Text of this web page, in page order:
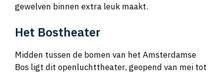
gewelven binnen extra leuk maakt.
Het Bostheater
Midden tussen de bomen van het Amsterdamse
Bos ligt dit openluchttheater, geopend van mei tot